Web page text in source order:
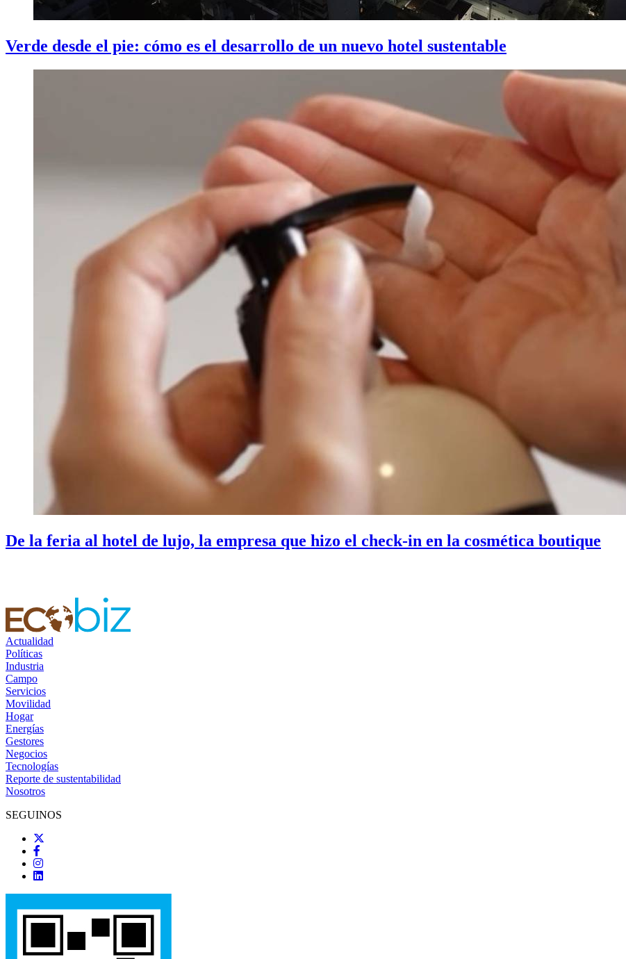
Verde desde el pie: cómo es el desarrollo de un nuevo hotel sustentable
De la feria al hotel de lujo, la empresa que hizo el check-in en la cosmética boutique
Actualidad
Políticas
Industria
Campo
Servicios
Movilidad
Hogar
Energías
Gestores
Negocios
Tecnologías
Reporte de sustentabilidad
Nosotros
SEGUINOS